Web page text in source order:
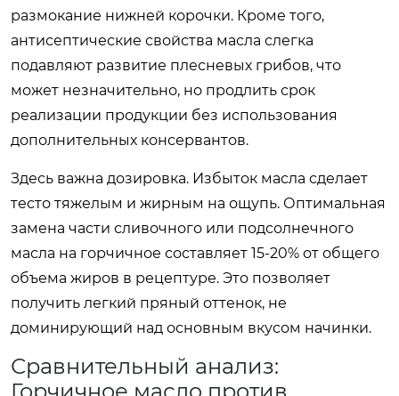
размокание нижней корочки. Кроме того,
антисептические свойства масла слегка
подавляют развитие плесневых грибов, что
может незначительно, но продлить срок
реализации продукции без использования
дополнительных консервантов.
Здесь важна дозировка. Избыток масла сделает
тесто тяжелым и жирным на ощупь. Оптимальная
замена части сливочного или подсолнечного
масла на горчичное составляет 15-20% от общего
объема жиров в рецептуре. Это позволяет
получить легкий пряный оттенок, не
доминирующий над основным вкусом начинки.
Сравнительный анализ:
Горчичное масло против